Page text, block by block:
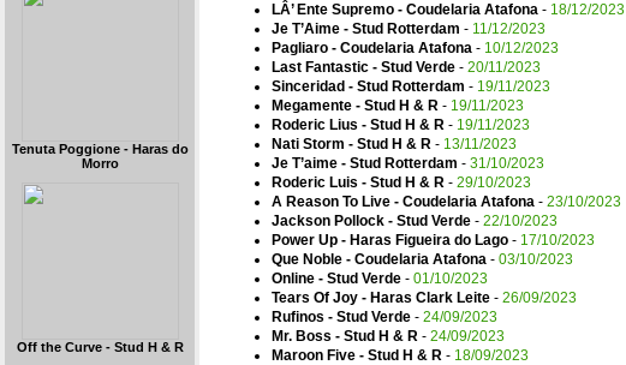
Tenuta Poggione - Haras do
Morro
Off the Curve - Stud H & R
LÂ’ Ente Supremo - Coudelaria Atafona - 18/12/2023
Je T’Aime - Stud Rotterdam - 11/12/2023
Pagliaro - Coudelaria Atafona - 10/12/2023
Last Fantastic - Stud Verde - 20/11/2023
Sinceridad - Stud Rotterdam - 19/11/2023
Megamente - Stud H & R - 19/11/2023
Roderic Lius - Stud H & R - 19/11/2023
Nati Storm - Stud H & R - 13/11/2023
Je T’aime - Stud Rotterdam - 31/10/2023
Roderic Luis - Stud H & R - 29/10/2023
A Reason To Live - Coudelaria Atafona - 23/10/2023
Jackson Pollock - Stud Verde - 22/10/2023
Power Up - Haras Figueira do Lago - 17/10/2023
Que Noble - Coudelaria Atafona - 03/10/2023
Online - Stud Verde - 01/10/2023
Tears Of Joy - Haras Clark Leite - 26/09/2023
Rufinos - Stud Verde - 24/09/2023
Mr. Boss - Stud H & R - 24/09/2023
Maroon Five - Stud H & R - 18/09/2023